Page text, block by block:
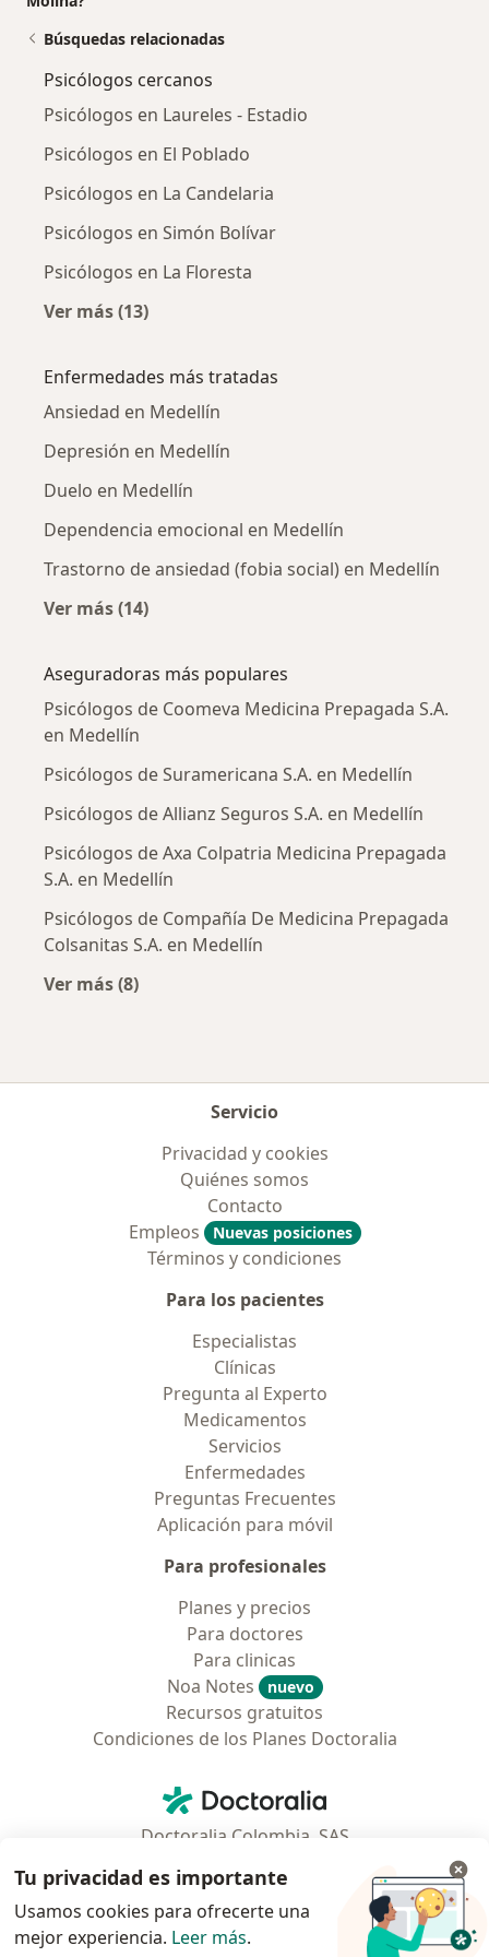
Búsquedas relacionadas
Psicólogos cercanos
Psicólogos en Laureles - Estadio
Psicólogos en El Poblado
Psicólogos en La Candelaria
Psicólogos en Simón Bolívar
Psicólogos en La Floresta
Ver más (13)
Enfermedades más tratadas
Ansiedad en Medellín
Depresión en Medellín
Duelo en Medellín
Dependencia emocional en Medellín
Trastorno de ansiedad (fobia social) en Medellín
Ver más (14)
Aseguradoras más populares
Psicólogos de Coomeva Medicina Prepagada S.A.
en Medellín
Psicólogos de Suramericana S.A. en Medellín
Psicólogos de Allianz Seguros S.A. en Medellín
Psicólogos de Axa Colpatria Medicina Prepagada
S.A. en Medellín
Psicólogos de Compañía De Medicina Prepagada
Colsanitas S.A. en Medellín
Ver más (8)
Servicio
Privacidad y cookies
Quiénes somos
Contacto
Empleos
Nuevas posiciones
Términos y condiciones
Para los pacientes
Especialistas
Clínicas
Pregunta al Experto
Medicamentos
Servicios
Enfermedades
Preguntas Frecuentes
Aplicación para móvil
Para profesionales
Planes y precios
Para doctores
Para clinicas
Noa Notes
nuevo
Recursos gratuitos
Condiciones de los Planes Doctoralia
Doctoralia - Página de inicio
Doctoralia Colombia, SAS
Municipio: Bogotá D.C., Colombia
Tu privacidad es importante
Usamos cookies para ofrecerte una
mejor experiencia. Leer más.